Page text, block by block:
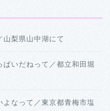
山梨県山中湖にて
いだねって／都立和田堀
よなって／東京都青梅市塩